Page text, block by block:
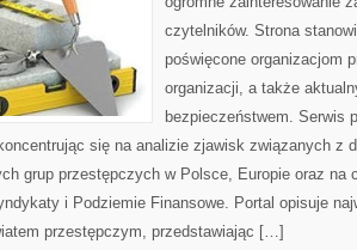
czytelników. Strona
poświęcone organizacjom
organizacji, a także
bezpieczeństwem. Serwis
się na analizie zjawisk związanych z
grup przestępczych w Polsce, Europie oraz na
i Podziemie Finansowe. Portal opisuje
przestępczym, przedstawiając […]